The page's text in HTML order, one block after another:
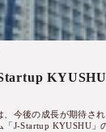
、今後の成長が期待さ
「J-Startup KYUSHU」